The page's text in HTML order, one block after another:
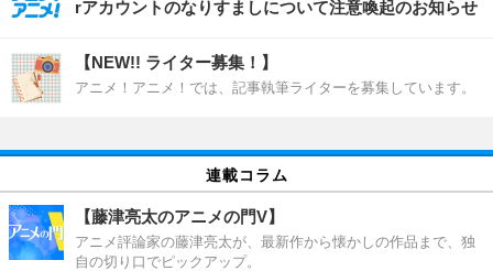
rアカウントのなりすましについて注意喚起のお知らせ
【NEW!! ライター募集！】
アニメ！アニメ！では、記事執筆ライターを募集しています。
連載コラム
【藤津亮太のアニメの門V】
アニメ評論家の藤津亮太が、最新作から懐かしの作品まで、独
自の切り口でピックアップ。